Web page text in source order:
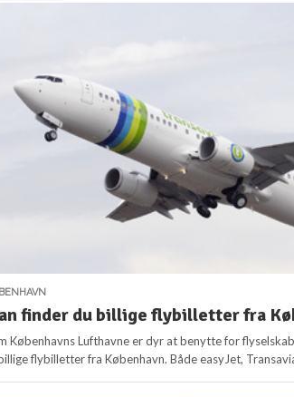
finder du billige flybilletter fra
Københavns Lufthavne er dyr at benytte for
flybilletter fra København. Både easyJet,